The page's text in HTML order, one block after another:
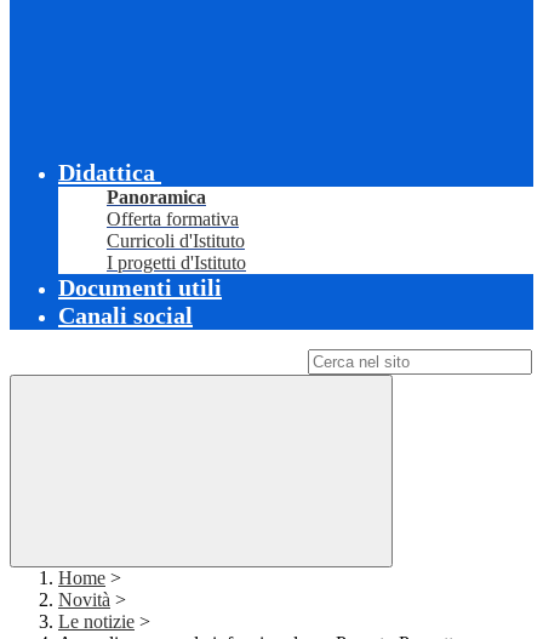
Didattica
Panoramica
Offerta formativa
Curricoli d'Istituto
I progetti d'Istituto
Documenti utili
Canali social
Home >
Novità >
Le notizie >